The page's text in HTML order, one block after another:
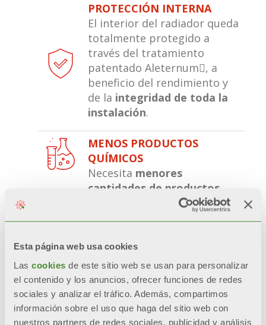
Esta página web usa cookies
Las cookies de este sitio web se usan para personalizar
el contenido y los anuncios, ofrecer funciones de redes
sociales y analizar el tráfico. Además, compartimos
información sobre el uso que haga del sitio web con
nuestros partners de redes sociales, publicidad y análisis
PROTECCIÓN INTERNA
El interior del radiador queda
totalmente protegido a
través del tratamiento
patentado Aleternum, a
beneficio del rendimiento y
de la integridad de toda la
instalación.
MENOS PRODUCTOS
QUÍMICOS
Necesita menores
cantidades de productos
agresivos a lo largo
de la vida del radiador,
sostenibilidad ambiental.
RELACIÓN CALIDAD PRECIO
Una instalación
limpiamejora el